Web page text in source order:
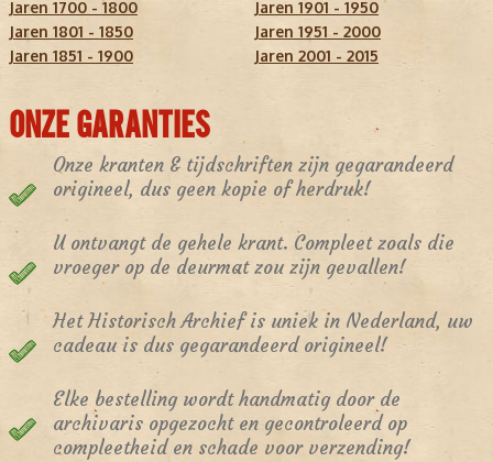
Jaren 1700 - 1800
Jaren 1801 - 1850
Jaren 1851 - 1900
Jaren 1901 - 1950
Jaren 1951 - 2000
Jaren 2001 - 2015
ONZE GARANTIES
Onze kranten & tijdschriften zijn gegarandeerd
origineel, dus geen kopie of herdruk!
U ontvangt de gehele krant. Compleet zoals die
vroeger op de deurmat zou zijn gevallen!
Het Historisch Archief is uniek in Nederland, uw
cadeau is dus gegarandeerd origineel!
Elke bestelling wordt handmatig door de
archivaris opgezocht en gecontroleerd op
compleetheid en schade voor verzending!